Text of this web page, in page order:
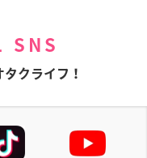
SNS
クライフ！